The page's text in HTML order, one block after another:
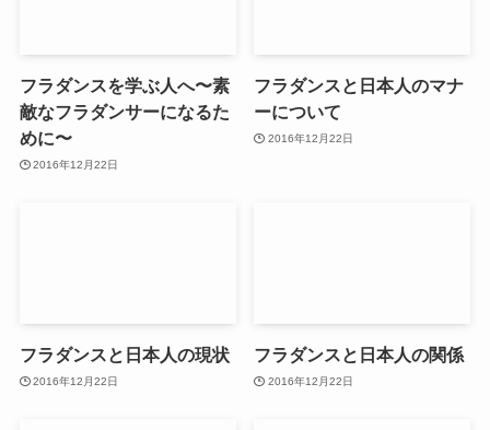
フラダンスを学ぶ人へ〜素
敵なフラダンサーになるた
めに〜
2016年12月22日
フラダンスと日本人のマナ
ーについて
2016年12月22日
フラダンスと日本人の現状
2016年12月22日
フラダンスと日本人の関係
2016年12月22日